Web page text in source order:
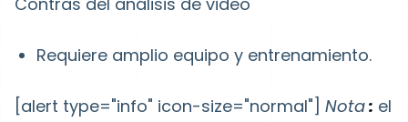
Requiere amplio equipo y entrenamiento.
[alert type="info" icon-size="normal"] Nota: el